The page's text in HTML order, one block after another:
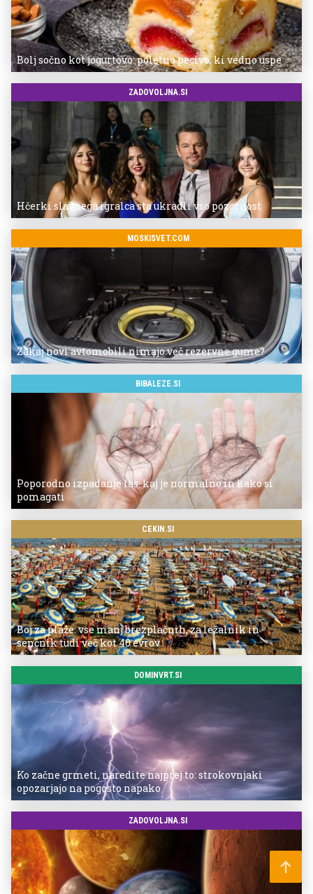
Bolj sočno kot jogurtovo: poletno pecivo, ki vedno uspe
ZADOVOLJNA.SI
Hčerki slavnega igralca sta ukradli vso pozornost
MOSKISVET.COM
Zakaj novi avtomobili nimajo več rezervne gume?
BIBALEZE.SI
Poporodno izpadanje las: kaj je normalno in kako si
pomagati
CEKIN.SI
Boj za plaže: vse manj brezplačnih, za ležalnik in
senčnik tudi več kot 40 evrov
DOMINVRT.SI
Ko začne grmeti, naredite najprej to: strokovnjaki
opozarjajo na pogosto napako
ZADOVOLJNA.SI